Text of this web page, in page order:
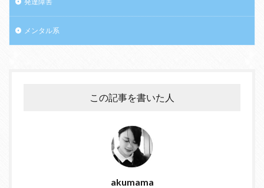
メンタル系
この記事を書いた人
akumama